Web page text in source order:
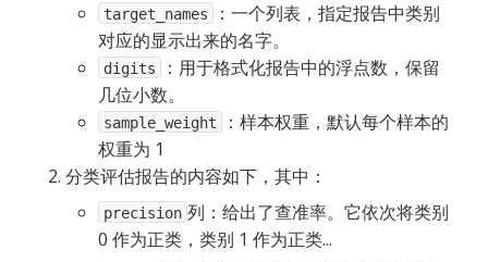
target_names
：一个列表，指定报告中类别
对应的显示出来的名字。
digits
：用于格式化报告中的浮点数，保留
几位小数。
sample_weight
：样本权重，默认每个样本的
权重为 1
分类评估报告的内容如下，其中：
precision 列：给出了查准率。它依次将类别
0 作为正类，类别 1 作为正类...